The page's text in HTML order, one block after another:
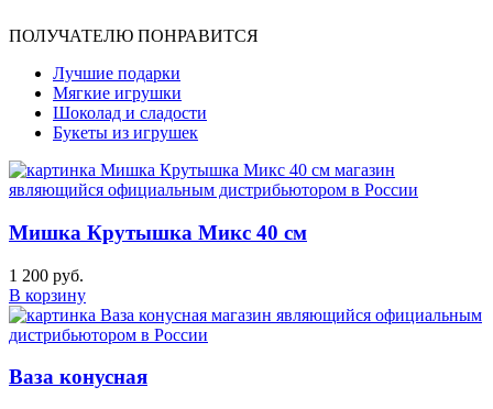
ПОЛУЧАТЕЛЮ ПОНРАВИТСЯ
Лучшие подарки
Мягкие игрушки
Шоколад и сладости
Букеты из игрушек
Мишка Крутышка Микс 40 см
1 200 руб.
В корзину
Ваза конусная